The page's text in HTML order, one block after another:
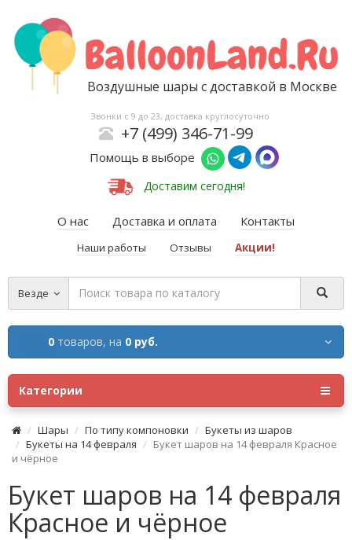
Воздушные шары с доставкой в Москве
Звонки с 9 до 23, доставка круглосуточно
+7 (499) 346-71-99
Помощь в выборе
Доставим сегодня!
О нас Доставка и оплата Контакты
Наши работы Отзывы Акции!
Везде
0 товаров, на 0 руб.
Категории
Шары По типу компоновки
Букеты из шаров
Букеты на 14 февраля
Букет шаров на 14 февраля Красное
и чёрное
Букет шаров на 14 февраля
Красное и чёрное